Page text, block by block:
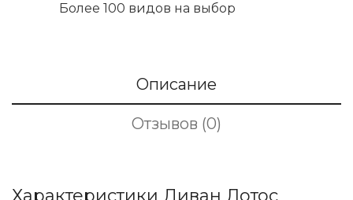
Более 100 видов на выбор
Описание
Отзывов (0)
Характеристики Диван Лотос